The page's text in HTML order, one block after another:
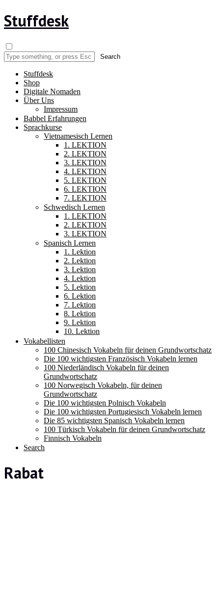
Stuffdesk
Stuffdesk
Shop
Digitale Nomaden
Über Uns
Impressum
Babbel Erfahrungen
Sprachkurse
Vietnamesisch Lernen
1. LEKTION
2. LEKTION
3. LEKTION
4. LEKTION
5. LEKTION
6. LEKTION
7. LEKTION
Schwedisch Lernen
1. LEKTION
2. LEKTION
3. LEKTION
Spanisch Lernen
1. Lektion
2. Lektion
3. Lektion
4. Lektion
5. Lektion
6. Lektion
7. Lektion
8. Lektion
9. Lektion
10. Lektion
Vokabellisten
100 Chinesisch Vokabeln für deinen Grundwortschatz
Die 100 wichtigsten Französisch Vokabeln lernen
100 Niederländisch Vokabeln für deinen
Grundwortschatz
100 Norwegisch Vokabeln, für deinen
Grundwortschatz
Die 100 wichtigsten Polnisch Vokabeln
Die 100 wichtigsten Portugiesisch Vokabeln lernen
Die 85 wichtigsten Spanisch Vokabeln lernen
100 Türkisch Vokabeln für deinen Grundwortschatz
Finnisch Vokabeln
Search
Rabat